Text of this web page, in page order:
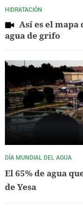
HIDRATACIÓN
Así es el
agua de grifo
DÍA MUNDIAL DEL AGUA
El 65% de agua
de Yesa